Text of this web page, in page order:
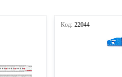
Код: 22044